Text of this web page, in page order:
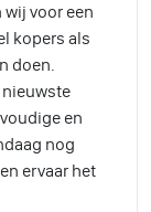
voor een
kopers als
doen.
nieuwste
en
nog
ervaar het